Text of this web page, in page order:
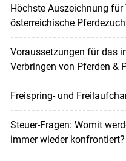
Höchste Auszeichnung für
österreichische
Voraussetzungen für das
Verbringen von Pferden &
Freispring- und
Steuer-Fragen: Womit
immer wieder konfrontiert?